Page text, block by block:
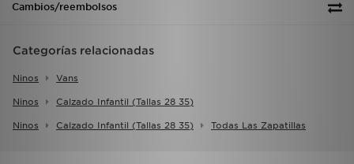
Cambios/reembolsos
Categorías relacionadas
Ninos Vans
Ninos Calzado Infantil (tallas 28 35)
Ninos Calzado Infantil (tallas 28 35) Todas Las Zapatillas